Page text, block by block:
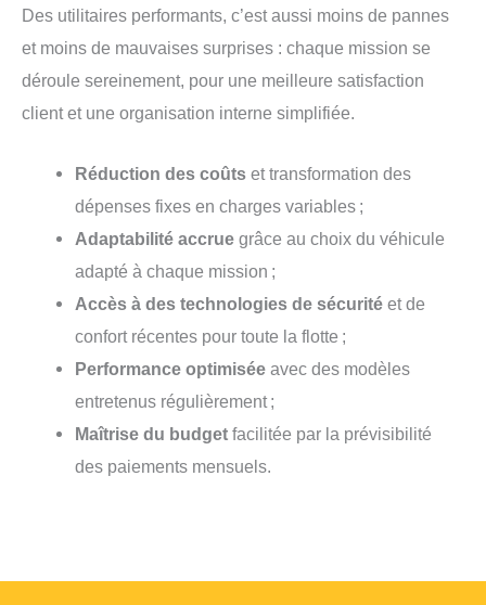
Des utilitaires performants, c’est aussi moins de pannes
et moins de mauvaises surprises : chaque mission se
déroule sereinement, pour une meilleure satisfaction
client et une organisation interne simplifiée.
Réduction des coûts et transformation des
dépenses fixes en charges variables ;
Adaptabilité accrue grâce au choix du véhicule
adapté à chaque mission ;
Accès à des technologies de sécurité et de
confort récentes pour toute la flotte ;
Performance optimisée avec des modèles
entretenus régulièrement ;
Maîtrise du budget facilitée par la prévisibilité
des paiements mensuels.